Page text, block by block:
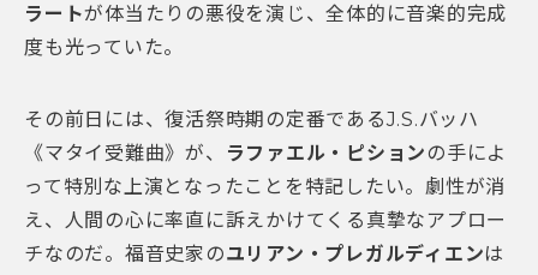
ラートが体当たりの悪役を演じ、全体的に音楽的完成
度も光っていた。
その前日には、復活祭時期の定番であるJ.S.バッハ
《マタイ受難曲》が、
ラファエル・ピション の手によ
って特別な上演となったことを特記したい。劇性が消
え、人間の心に率直に訴えかけてくる真摯なアプロー
チなのだ。福音史家のユリアン・プレガルディエンは